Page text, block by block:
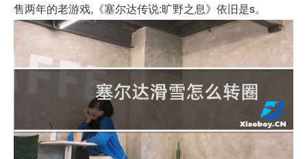
售两年的老游戏,《塞尔达传说:旷野之息》依旧是s。